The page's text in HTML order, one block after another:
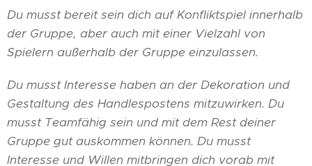
Du musst bereit sein dich auf Konfliktspiel innerhalb
der Gruppe, aber auch mit einer Vielzahl von
Spielern außerhalb der Gruppe einzulassen.
Du musst Interesse haben an der Dekoration und
Gestaltung des Handlespostens mitzuwirken. Du
musst Teamfähig sein und mit dem Rest deiner
Gruppe gut auskommen können. Du musst
Interesse und Willen mitbringen dich vorab mit